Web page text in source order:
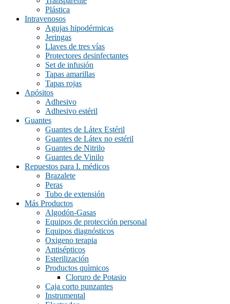
blanco/rojo
café (0)
celeste(0)
gris(0)
madera(0)
madera/cobre(0)
morado(0)
naranjo
natural(0)
negro(0)
negro, morado, blanco, amarillo
negro/azul(0)
negro/azul, negro/rojo, negro/naranjo, negro/verde
negro/naranjo(0)
negro/rojo(0)
negro/verde(0)
plata rojo(0)
plata/azul(0)
plata/azul, plata/rojo, plata/negro
Plástica
Intravenosos
Agujas hipodérmicas
Jeringas
Llaves de tres vías
Protectores desinfectantes
Set de infusión
Tapas amarillas
Tapas rojas
Apósitos
Adhesivo
Adhesivo estéril
Guantes
Guantes de Látex Estéril
Guantes de Látex no estéril
Guantes de Nitrilo
Guantes de Vinilo
Repuestos para I. médicos
Brazalete
Peras
Tubo de extensión
Más Productos
Algodón-Gasas
Equipos de protección personal
Equipos diagnósticos
Oxigeno terapia
Antisépticos
Esterilización
Productos quìmicos
Cloruro de Potasio
Caja corto punzantes
Instrumental